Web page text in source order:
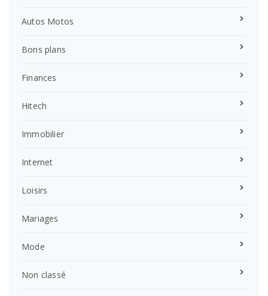
Autos Motos
Bons plans
Finances
Hitech
Immobilier
Internet
Loisirs
Mariages
Mode
Non classé